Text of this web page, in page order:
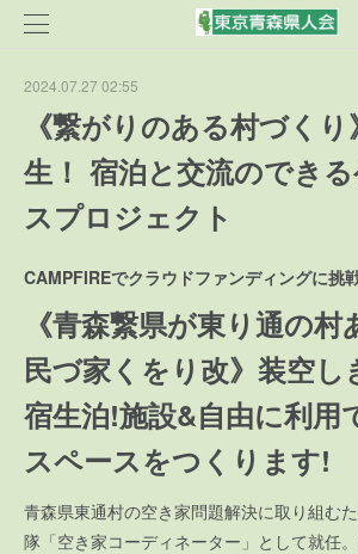
2024.07.27 02:55
《繋がりのある村づく
生！ 宿泊と交流のでき
スプロジェクト
CAMPFIREでクラウドファンディングに挑
《青森繋県が東り通の
民づ家くをり改》装空し
宿生泊!施設&自由に利用
スペースをつくります!
青森県東通村の空き家問題解決に取り組む
隊「空き家コーディネーター」として就任